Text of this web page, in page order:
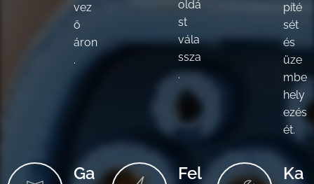
vez
ő
áron
.
oldá
st
vála
ssza
.
píté
sét
és
üze
mbe
hely
ezés
ét.
Ga Fel Ka